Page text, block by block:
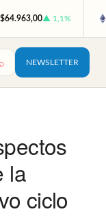
$64.963,00▲ 1,1%
⌕ NEWSLETTER
la
ciclo